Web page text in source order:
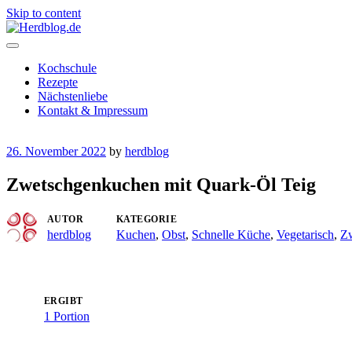
Skip to content
Herdblog.de
Kochschule
Rezepte
Nächstenliebe
Kontakt & Impressum
26. November 2022 by herdblog
Zwetschgenkuchen mit Quark-Öl Teig
AUTOR
herdblog
KATEGORIE
Kuchen, Obst, Schnelle Küche, Vegetarisch,
ERGIBT
1 Portion